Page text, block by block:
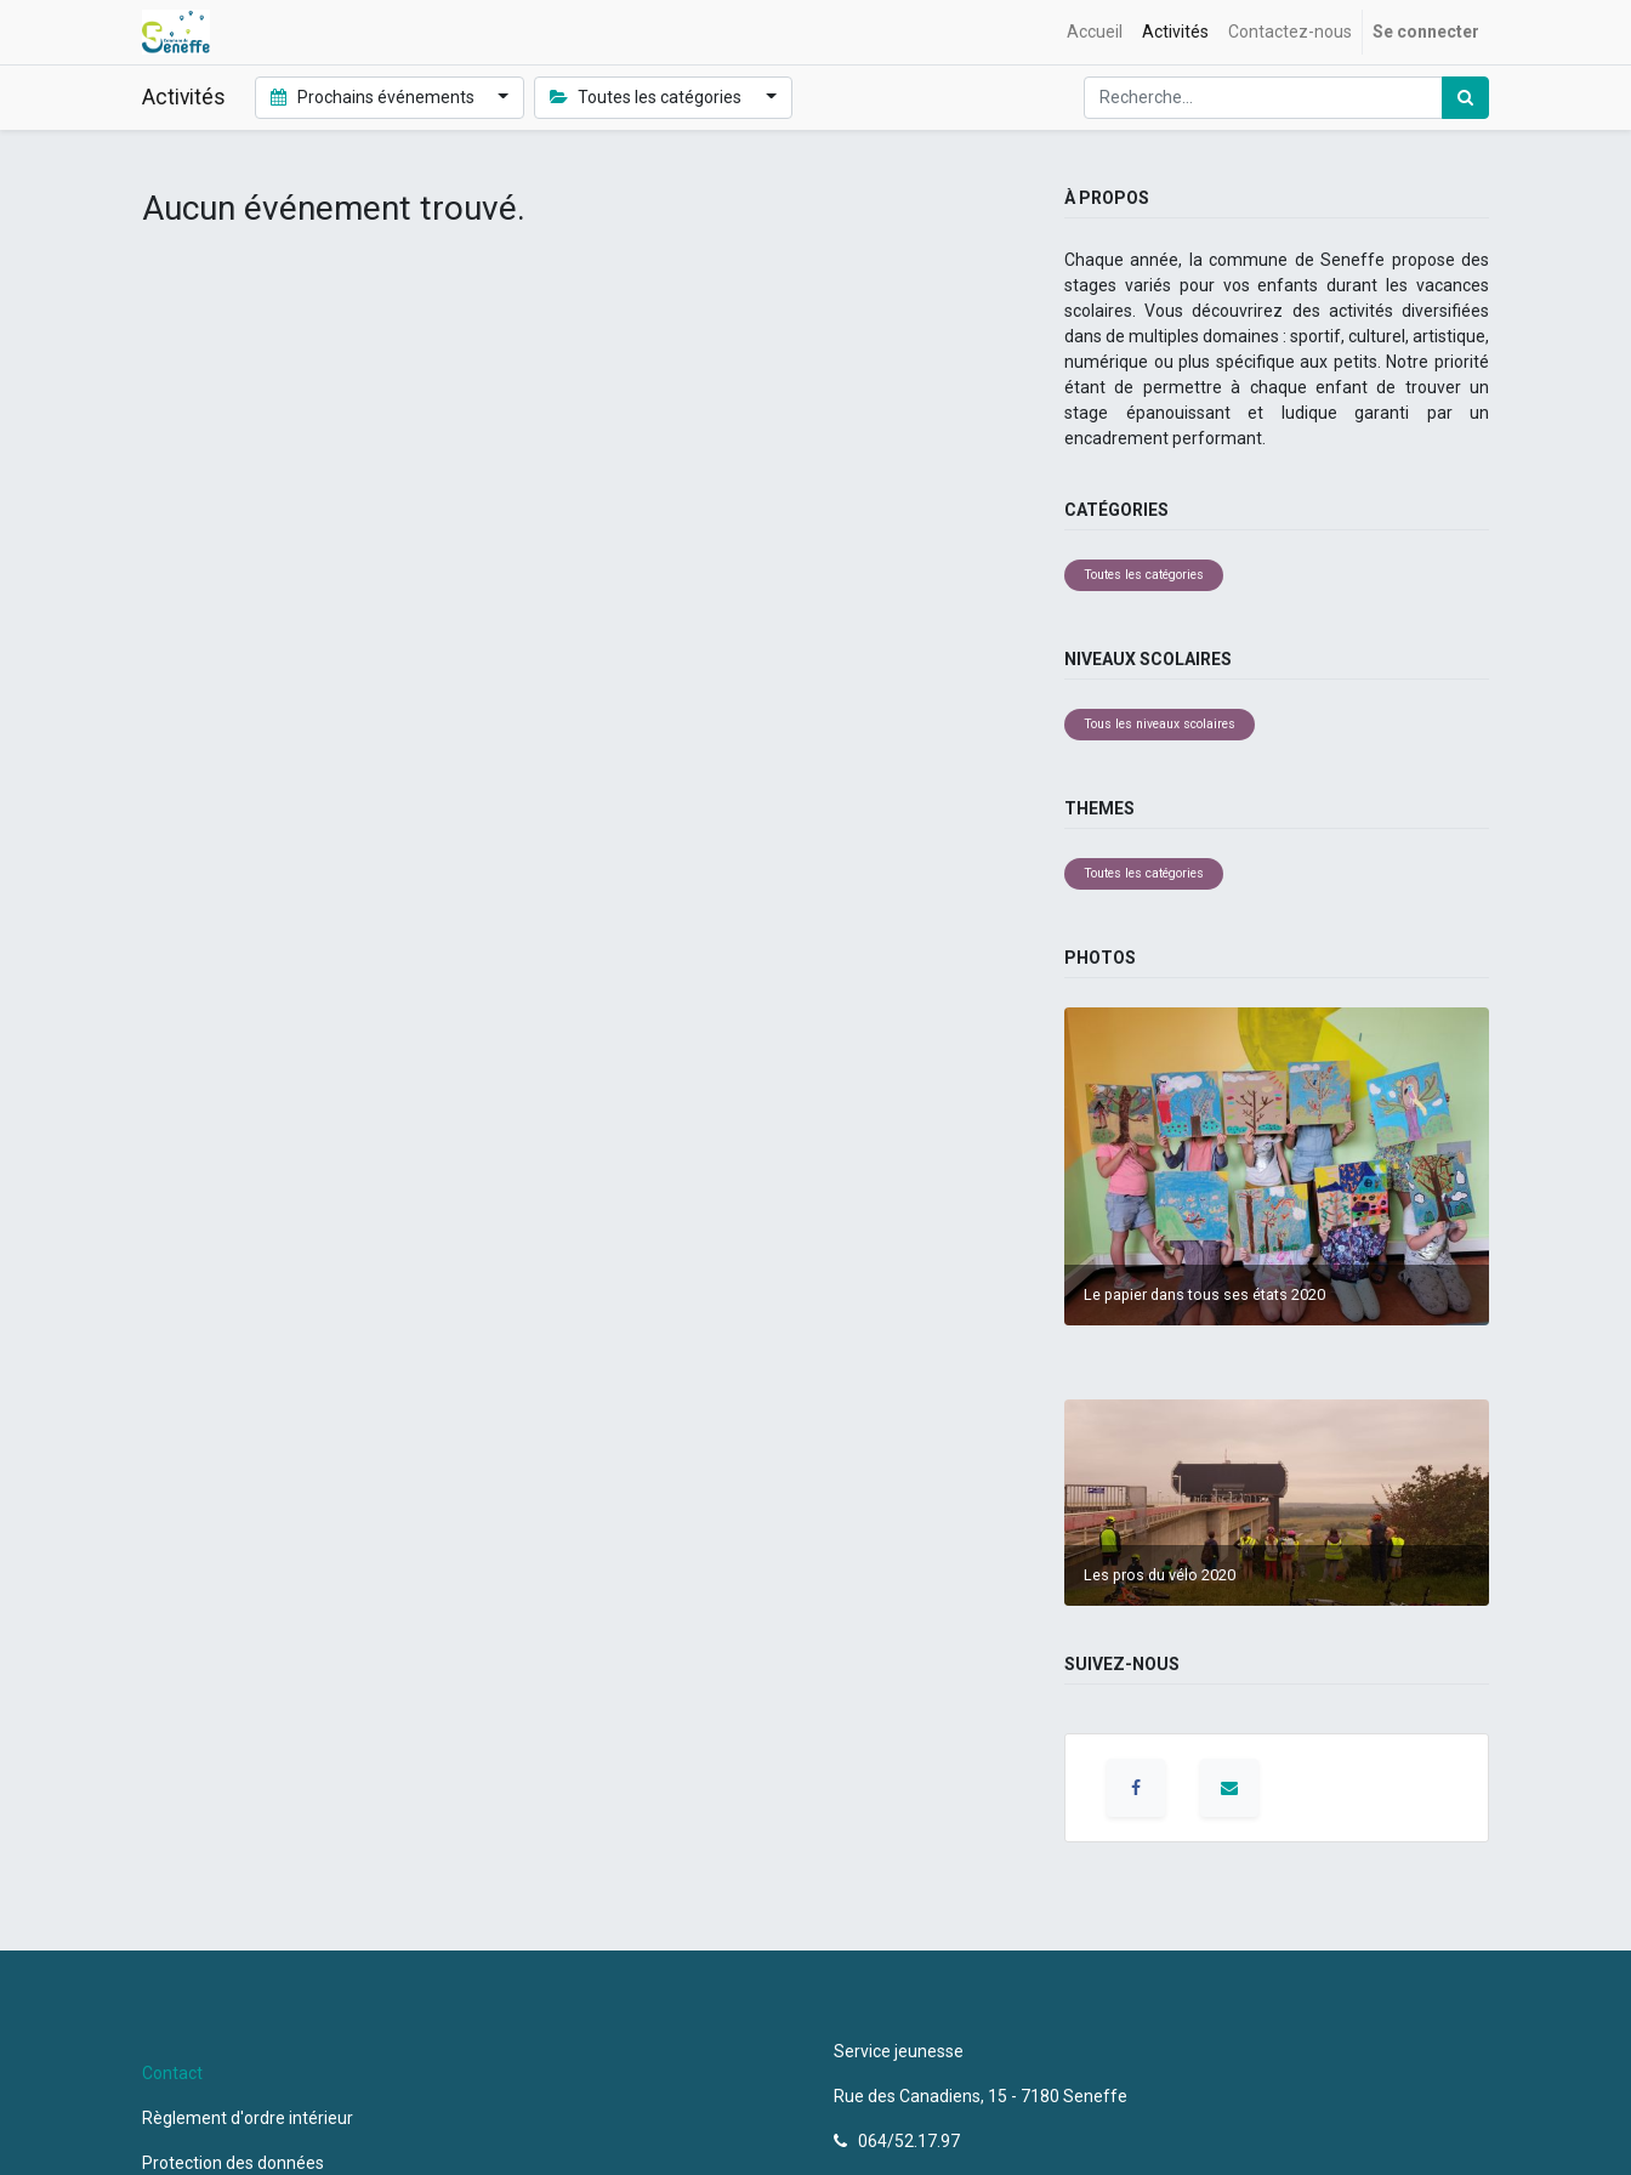
Accueil Activités Contactez-nous Se connecter
Activités Prochains événements Toutes les catégories
Aucun événement trouvé. À PROPOS
Chaque année, la commune de Seneffe propose des
stages variés pour vos enfants durant les vacances
scolaires. Vous découvrirez des activités diversifiées
dans de multiples domaines : sportif, culturel, artistique,
numérique ou plus spécifique aux petits. Notre priorité
étant de permettre à chaque enfant de trouver un
stage épanouissant et ludique garanti par un
encadrement performant.
CATÉGORIES
Toutes les catégories
NIVEAUX SCOLAIRES
Tous les niveaux scolaires
THEMES
Toutes les catégories
PHOTOS
Le papier dans tous ses états 2020
Les pros du vélo 2020
SUIVEZ-NOUS
Contact
Règlement d'ordre intérieur
Protection des données
Service jeunesse
Rue des Canadiens, 15 - 7180 Seneffe
064/52.17.97